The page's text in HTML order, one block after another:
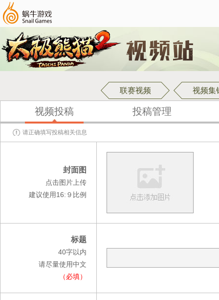
联赛视频 视频集
视频投稿 投稿管理
请正确填写投稿相关信息
封面图
点击图片上传
建议使用16:９比例
标题
40字以内
请尽量使用中文
（必填）